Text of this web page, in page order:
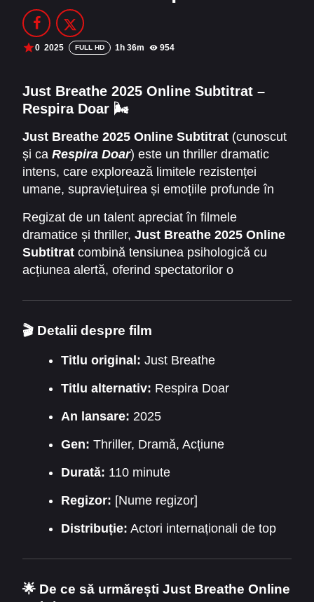
Filme Online 2014
Filme Online 2012 Filme Online 2011
DMCA
SERIALE ONLINE
TERMENI ȘI CONDIȚII
CONTACT
0 2025 FULL HD 1h 36m 954
Just Breathe 2025 Online Subtitrat –
Respira Doar 🌬️
Just Breathe 2025 Online Subtitrat (cunoscut
și ca Respira Doar) este un thriller dramatic
intens, care explorează limitele rezistenței
umane, supraviețuirea și emoțiile profunde în
protagonist prins într-un joc periculos de
supraviețuire, unde fiecare decizie poate fi
crucială.
Regizat de un talent apreciat în filmele
dramatice și thriller, Just Breathe 2025 Online
Subtitrat combină tensiunea psihologică cu
acțiunea alertă, oferind spectatorilor o
memorabilă.
🎬 Detalii despre film
Titlu original: Just Breathe
Titlu alternativ: Respira Doar
An lansare: 2025
Gen: Thriller, Dramă, Acțiune
Durată: 110 minute
Regizor: [Nume regizor]
Distribuție: Actori internaționali de top
🌟 De ce să urmărești Just Breathe Online